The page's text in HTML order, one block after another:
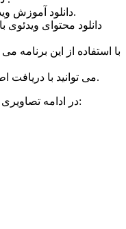
دانلود آموزش ویدیوی جدید با خرید درون برنامه ای.
با استفاده از این برنامه
می توانید با دریافت اطلاعیه های سفارشی به روز باشید.
در ادامه تصاویری از محیط این نرم افزار را مشاهده نمایید: